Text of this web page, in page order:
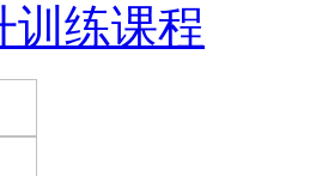
训练课程